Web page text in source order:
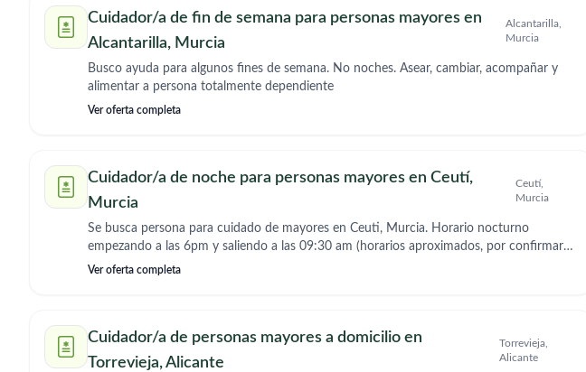
Cuidador/a de fin de semana para personas mayores en
Alcantarilla, Murcia
Alcantarilla,
Murcia
Busco ayuda para algunos fines de semana. No noches. Asear, cambiar, acompañar y
alimentar a persona totalmente dependiente
Ver oferta completa
Cuidador/a de noche para personas mayores en Ceutí,
Murcia
Ceutí,
Murcia
Se busca persona para cuidado de mayores en Ceuti, Murcia. Horario nocturno
empezando a las 6pm y saliendo a las 09:30 am (horarios aproximados, por confirmar
modificaciones)
Ver oferta completa
Cuidador/a de personas mayores a domicilio en
Torrevieja, Alicante
Torrevieja,
Alicante